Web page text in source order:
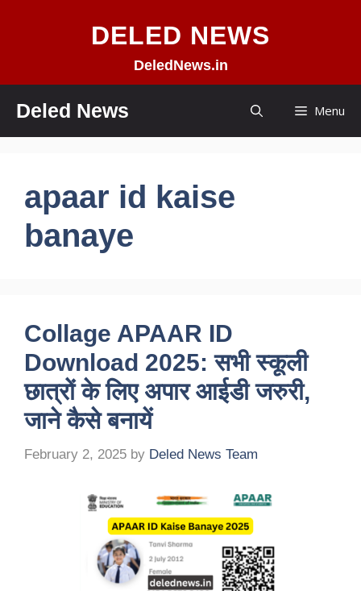
DELED NEWS
DeledNews.in
Deled News Menu
apaar id kaise
banaye
Collage APAAR ID
Download 2025: सभी स्कूली
छात्रों के लिए अपार आईडी जरुरी,
जाने कैसे बनायें
February 2, 2025 by Deled News Team